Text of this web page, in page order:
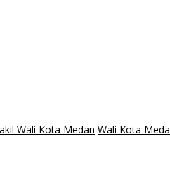
Wali Kota Medan Wali Kota